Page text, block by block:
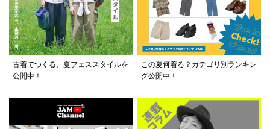
古着でつくる、夏フェススタイルを
公開中！
この夏何着る？カテゴリ別ランキン
グ公開中！